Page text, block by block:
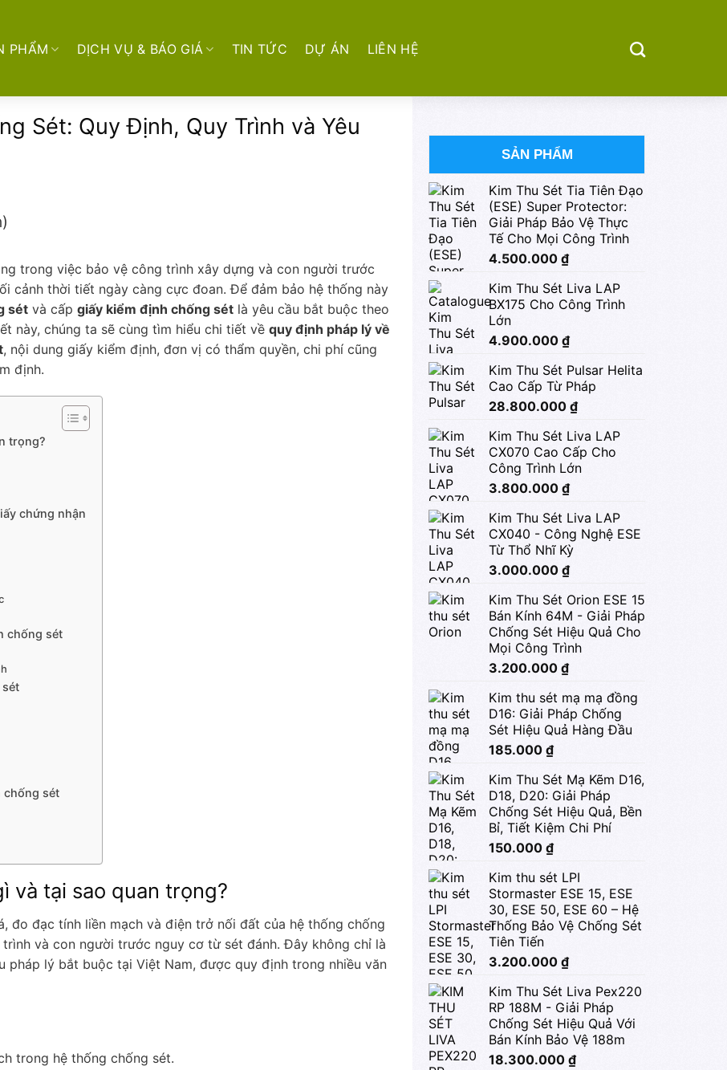
PHẨM DỊCH VỤ & BÁO GIÁ TIN TỨC DỰ ÁN LIÊN HỆ
Sét: Quy Định, Quy Trình và Yêu
trong việc bảo vệ công trình xây dựng và con người trước
cảnh thời tiết ngày càng cực đoan. Để đảm bảo hệ thống này
sét và cấp giấy kiểm định chống sét là yêu cầu bắt buộc theo
này, chúng ta sẽ cùng tìm hiểu chi tiết về quy định pháp lý về
, nội dung giấy kiểm định, đơn vị có thẩm quyền, chi phí cũng
định.
trọng?
chứng nhận
chống sét
chống sét
và tại sao quan trọng?
đo đạc tính liền mạch và điện trở nối đất của hệ thống chống
và con người trước nguy cơ từ sét đánh. Đây không chỉ là
pháp lý bắt buộc tại Việt Nam, được quy định trong nhiều văn
trong hệ thống chống sét.
SẢN PHẨM
Kim Thu Sét Tia Tiên Đạo
(ESE) Super Protector:
Giải Pháp Bảo Vệ Thực
Tế Cho Mọi Công Trình
4.500.000 ₫
Kim Thu Sét Liva LAP
BX175 Cho Công Trình
Lớn
4.900.000 ₫
Kim Thu Sét Pulsar Helita
Cao Cấp Từ Pháp
28.800.000 ₫
Kim Thu Sét Liva LAP
CX070 Cao Cấp Cho
Công Trình Lớn
3.800.000 ₫
Kim Thu Sét Liva LAP
CX040 - Công Nghệ ESE
Từ Thổ Nhĩ Kỳ
3.000.000 ₫
Kim Thu Sét Orion ESE 15
Bán Kính 64M - Giải Pháp
Chống Sét Hiệu Quả Cho
Mọi Công Trình
3.200.000 ₫
Kim thu sét mạ mạ đồng
D16: Giải Pháp Chống
Sét Hiệu Quả Hàng Đầu
185.000 ₫
Kim Thu Sét Mạ Kẽm D16,
D18, D20: Giải Pháp
Chống Sét Hiệu Quả, Bền
Bỉ, Tiết Kiệm Chi Phí
150.000 ₫
Kim thu sét LPI
Stormaster ESE 15, ESE
30, ESE 50, ESE 60 – Hệ
Thống Bảo Vệ Chống Sét
Tiên Tiến
3.200.000 ₫
Kim Thu Sét Liva Pex220
RP 188M - Giải Pháp
Chống Sét Hiệu Quả Với
Bán Kính Bảo Vệ 188m
18.300.000 ₫